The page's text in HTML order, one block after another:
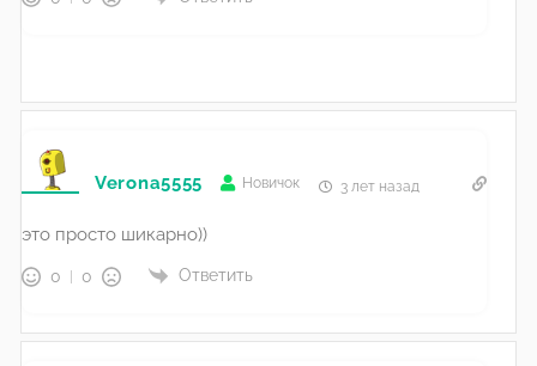
Verona5555 Новичок 3 лет назад
это просто шикарно))
0 0 Ответить